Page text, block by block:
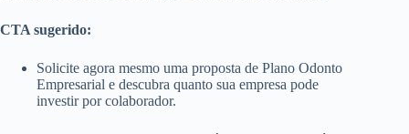
CTA sugerido:
Solicite agora mesmo uma proposta de Plano Odonto
Empresarial e descubra quanto sua empresa pode
investir por colaborador.